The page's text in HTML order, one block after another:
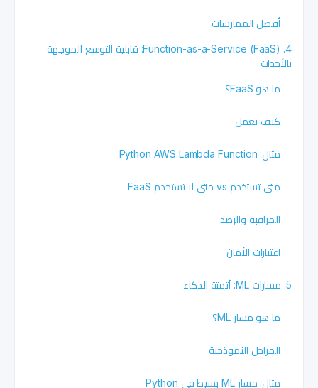
أفضل الممارسات
4. Function-as-a-Service (FaaS): قابلية التوسع الموجهة
بالأحداث
ما هو FaaS؟
كيف يعمل
مثال: Python AWS Lambda Function
متى تستخدم vs متى لا تستخدم FaaS
المراقبة والرصد
اعتبارات الأمان
5. مسارات ML: أتمتة الذكاء
ما هو مسار ML؟
المراحل النموذجية
مثال: مسار ML بسيط في Python